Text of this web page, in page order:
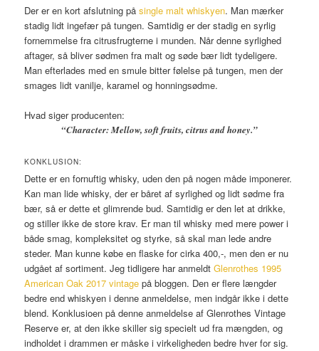
Der er en kort afslutning påsingle malt whiskyen. Man mærker
stadig lidt ingefær på tungen. Samtidig er der stadig en syrlig
fornemmelse fra citrusfrugterne i munden. Når denne syrlighed
aftager, så bliver sødmen fra malt og søde bær lidt tydeligere.
Man efterlades med en smule bitter følelse på tungen, men der
smages lidt vanilje, karamel og honningsødme.
Hvad siger producenten:
“Character: Mellow, soft fruits, citrus and honey.”
KONKLUSION:
Dette er en fornuftig whisky, uden den på nogen måde imponerer.
Kan man lide whisky, der er båret af syrlighed og lidt sødme fra
bær, så er dette et glimrende bud. Samtidig er den let at drikke,
og stiller ikke de store krav. Er man til whisky med mere power i
både smag, kompleksitet og styrke, så skal man lede andre
steder. Man kunne købe en flaske for cirka 400,-, men den er nu
udgået af sortiment. Jeg tidligere har anmeldtGlenrothes 1995
American Oak 2017 vintage på bloggen. Den er flere længder
bedre end whiskyen i denne anmeldelse, men indgår ikke i dette
blend. Konklusioen på denne anmeldelse af Glenrothes Vintage
Reserve er, at den ikke skiller sig specielt ud fra mængden, og
indholdet i drammen er måske i virkeligheden bedre hver for sig.